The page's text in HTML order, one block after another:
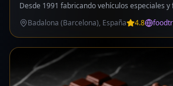
Desde 1991 fabricando vehículos especiales
en el sector con tercera generación. Parte del
Vehículos de altísima gama pensados para
venta y alquiler. Teléfono fijo: +34 93 017 32 82.
Badalona (Barcelona), España 4.8